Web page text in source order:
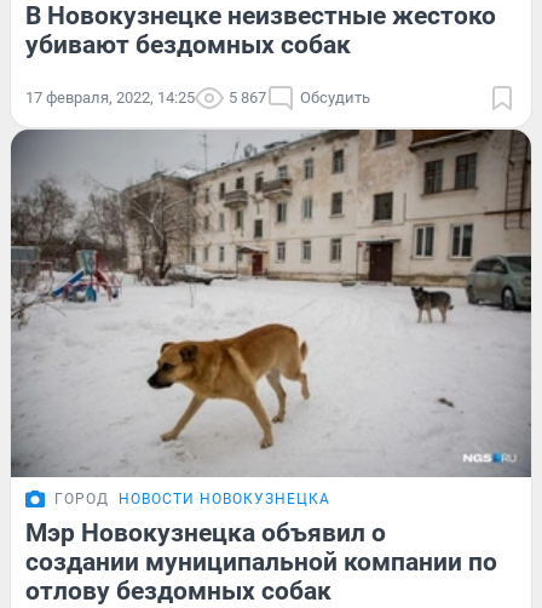
В Новокузнецке неизвестные жестоко
убивают бездомных собак
17 февраля, 2022, 14:25 5 867 Обсудить
ГОРОД НОВОСТИ НОВОКУЗНЕЦКА
Мэр Новокузнецка объявил о
создании муниципальной компании по
отлову бездомных собак